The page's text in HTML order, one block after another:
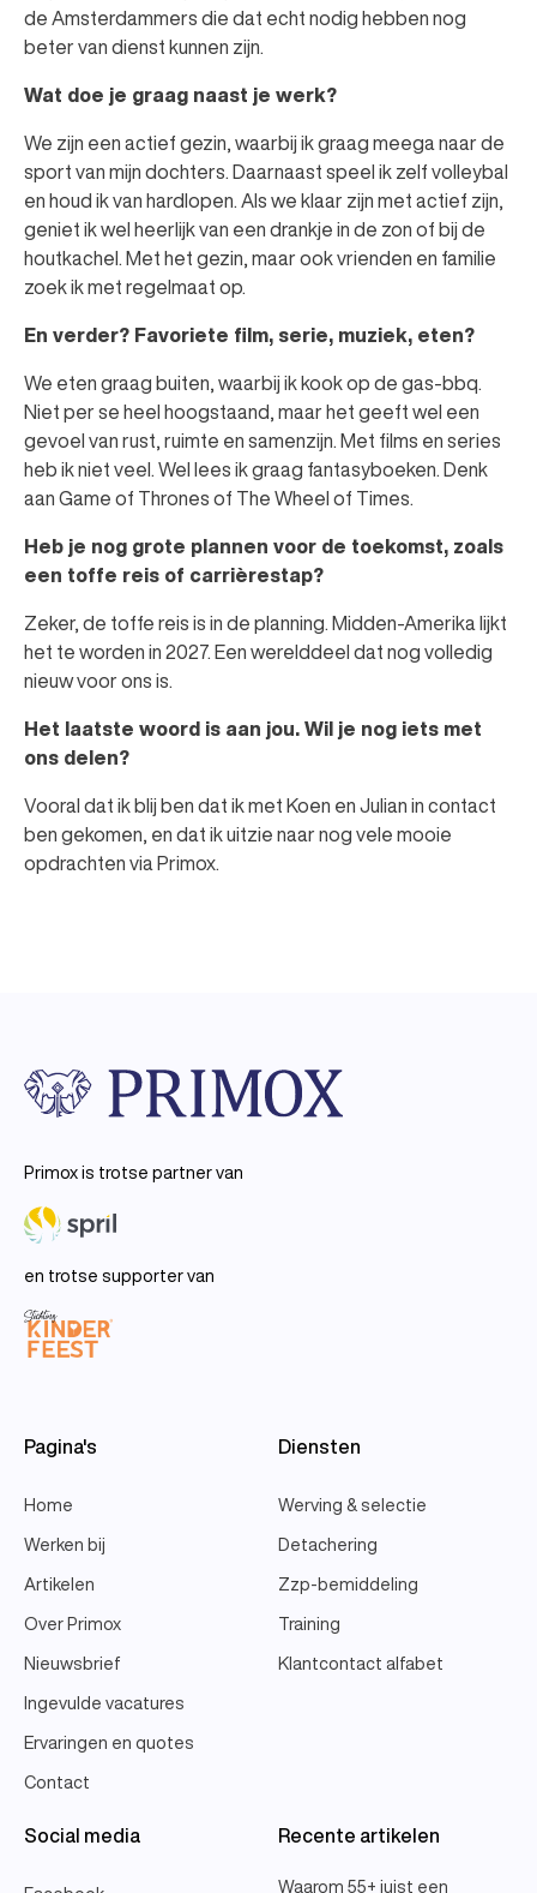
de Amsterdammers die dat echt nodig hebben nog
beter van dienst kunnen zijn.
Wat doe je graag naast je werk?
We zijn een actief gezin, waarbij ik graag meega naar de
sport van mijn dochters. Daarnaast speel ik zelf volleybal
en houd ik van hardlopen. Als we klaar zijn met actief zijn,
geniet ik wel heerlijk van een drankje in de zon of bij de
houtkachel. Met het gezin, maar ook vrienden en familie
zoek ik met regelmaat op.
En verder? Favoriete film, serie, muziek, eten?
We eten graag buiten, waarbij ik kook op de gas-bbq.
Niet per se heel hoogstaand, maar het geeft wel een
gevoel van rust, ruimte en samenzijn. Met films en series
heb ik niet veel. Wel lees ik graag fantasyboeken. Denk
aan Game of Thrones of The Wheel of Times.
Heb je nog grote plannen voor de toekomst, zoals
een toffe reis of carrièrestap?
Zeker, de toffe reis is in de planning. Midden-Amerika lijkt
het te worden in 2027. Een werelddeel dat nog volledig
nieuw voor ons is.
Het laatste woord is aan jou. Wil je nog iets met
ons delen?
Vooral dat ik blij ben dat ik met Koen en Julian in contact
ben gekomen, en dat ik uitzie naar nog vele mooie
opdrachten via Primox.
Primox is trotse partner van
en trotse supporter van
Pagina's
Home
Werken bij
Artikelen
Over Primox
Nieuwsbrief
Ingevulde vacatures
Ervaringen en quotes
Contact
Diensten
Werving & selectie
Detachering
Zzp-bemiddeling
Training
Klantcontact alfabet
Social media Recente artikelen
Waarom 55+ juist een